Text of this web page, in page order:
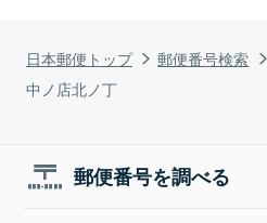
日本郵便トップ 郵便番号検索
中ノ店北ノ丁
郵便番号を調べる